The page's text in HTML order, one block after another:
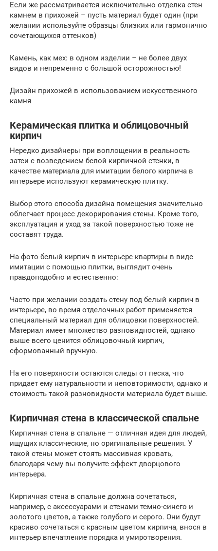
Если же рассматривается исключительно отделка стен
камнем в прихожей – пусть материал будет один (при
желании используйте образцы близких или гармонично
сочетающихся оттенков)
Камень, как мех: в одном изделии – не более двух
видов и непременно с большой осторожностью!
Дизайн прихожей в использованием искусственного
камня
Керамическая плитка и облицовочный
кирпич
Нередко дизайнеры при воплощении в реальность
затеи с возведением белой кирпичной стенки, в
качестве материала для имитации белого кирпича в
интерьере используют керамическую плитку.
Выбор этого способа дизайна помещения значительно
облегчает процесс декорирования стены. Кроме того,
эксплуатация и уход за такой поверхностью тоже не
составят труда.
На фото белый кирпич в интерьере квартиры в виде
имитации с помощью плитки, выглядит очень
правдоподобно и естественно:
Часто при желании создать стену под белый кирпич в
интерьере, во время отделочных работ применяется
специальный материал для облицовки поверхностей.
Материал имеет множество разновидностей, однако
выше всего ценится облицовочный кирпич,
сформованный вручную.
На его поверхности остаются следы от песка, что
придает ему натуральности и неповторимости, однако и
стоимость такой разновидности материала будет выше.
Кирпичная стена в классической спальне
Кирпичная стена в спальне — отличная идея для людей,
ищущих классические, но оригинальные решения. У
такой стены может стоять массивная кровать,
благодаря чему вы получите эффект дворцового
интерьера.
Кирпичная стена в спальне должна сочетаться,
например, с аксессуарами и стенами темно-синего и
золотого цветов, а также голубого и серого. Они будут
красиво сочетаться с красным цветом кирпича, внося в
интерьер впечатление порядка и умиротворения.